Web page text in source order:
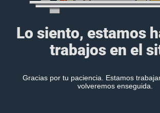
Lo siento, estamos
trabajos en el
Gracias por tu paciencia. Estamos
volveremos enseguida.